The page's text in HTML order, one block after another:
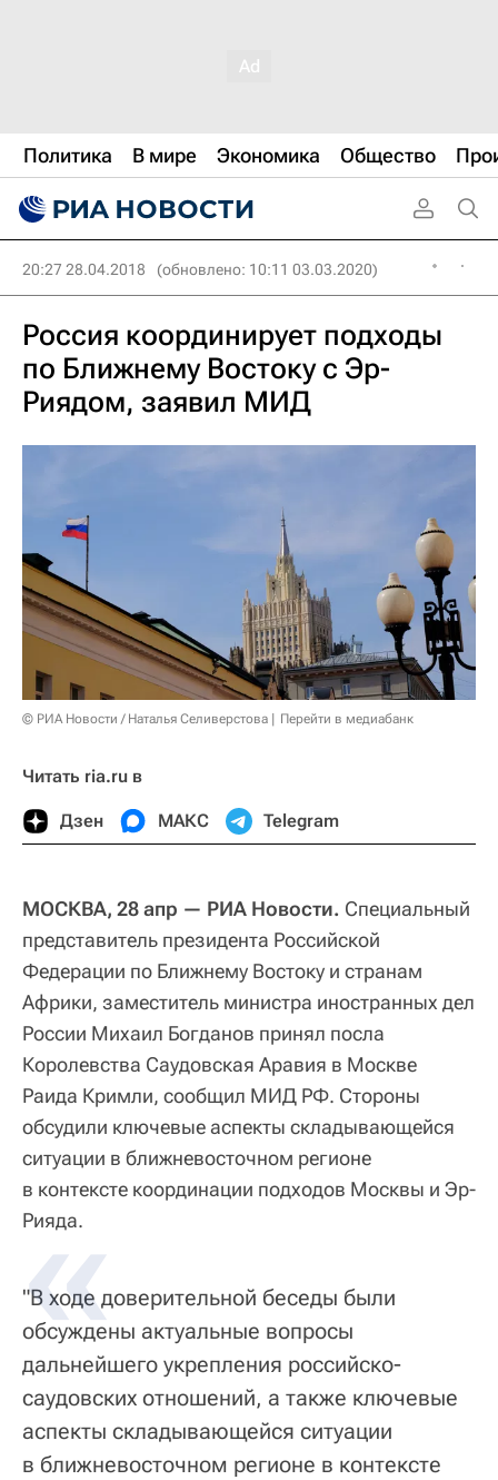
Политика В мире Экономика Общество
20:27 28.04.2018 (обновлено: 10:11 03.03.2020)
Россия координирует подходы
по Ближнему Востоку с Эр-
Риядом, заявил МИД
© РИА Новости / Наталья Селиверстова Перейти в медиабанк
Читать ria.ru в
Дзен МАКС Telegram
МОСКВА, 28 апр — РИА Новости. Специальный
представитель президента Российской
Федерации по Ближнему Востоку и странам
Африки, заместитель министра иностранных дел
России Михаил Богданов принял посла
Королевства Саудовская Аравия в Москве
Раида Кримли, сообщил МИД РФ. Стороны
обсудили ключевые аспекты складывающейся
ситуации в ближневосточном регионе
в контексте координации подходов Москвы и Эр-
Рияда.
"В ходе доверительной беседы были
обсуждены актуальные вопросы
дальнейшего укрепления российско-
саудовских отношений, а также ключевые
аспекты складывающейся ситуации
в ближневосточном регионе в контексте